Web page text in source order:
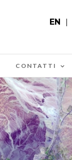
EN |
CONTATTI